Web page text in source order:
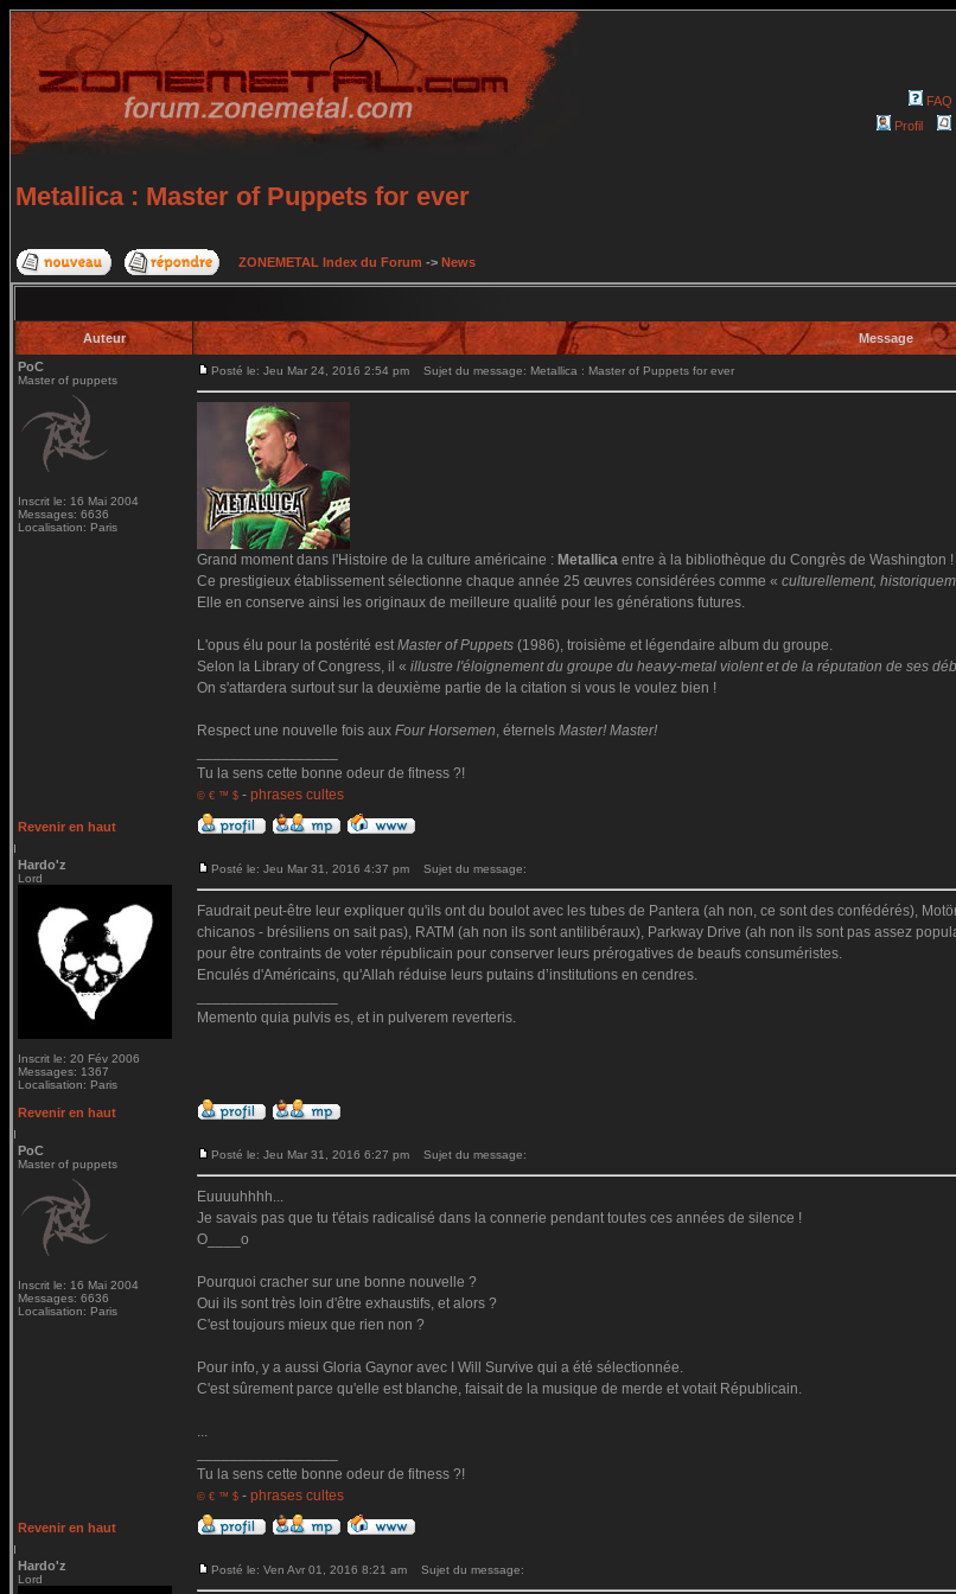
FAQ
Profil
Metallica : Master of Puppets for ever
ZONEMETAL Index du Forum -> News
Auteur
Message
PoC
Master of puppets
Inscrit le: 16 Mai 2004
Messages: 6636
Localisation: Paris
Posté le: Jeu Mar 24, 2016 2:54 pm Sujet du message: Metallica : Master of Puppets for ever
Grand moment dans l'Histoire de la culture américaine : Metallica entre à la bibliothèque du Congrès de Washington !
Ce prestigieux établissement sélectionne chaque année 25 œuvres considérées comme « culturellement,
Elle en conserve ainsi les originaux de meilleure qualité pour les générations futures.
L'opus élu pour la postérité est Master of Puppets (1986), troisième et légendaire album du groupe.
Selon la Library of Congress, il « illustre l'éloignement du groupe du heavy-metal violent et de la réputation de ses
On s'attardera surtout sur la deuxième partie de la citation si vous le voulez bien !
Respect une nouvelle fois aux Four Horsemen, éternels Master! Master!
Tu la sens cette bonne odeur de fitness ?!
© € ™ $ - phrases cultes
Revenir en haut
Hardo'z
Lord
Inscrit le: 20 Fév 2006
Messages: 1367
Localisation: Paris
Posté le: Jeu Mar 31, 2016 4:37 pm Sujet du message:
Faudrait peut-être leur expliquer qu'ils ont du boulot avec les tubes de Pantera (ah non, ce sont des confédérés),
chicanos - brésiliens on sait pas), RATM (ah non ils sont antilibéraux), Parkway Drive (ah non ils sont pas assez
pour être contraints de voter républicain pour conserver leurs prérogatives de beaufs consuméristes.
Enculés d'Américains, qu'Allah réduise leurs putains d’institutions en cendres.
Memento quia pulvis es, et in pulverem reverteris.
Revenir en haut
PoC
Master of puppets
Inscrit le: 16 Mai 2004
Messages: 6636
Localisation: Paris
Posté le: Jeu Mar 31, 2016 6:27 pm Sujet du message:
Euuuuhhhh...
Je savais pas que tu t'étais radicalisé dans la connerie pendant toutes ces années de silence !
O____o
Pourquoi cracher sur une bonne nouvelle ?
Oui ils sont très loin d'être exhaustifs, et alors ?
C'est toujours mieux que rien non ?
Pour info, y a aussi Gloria Gaynor avec I Will Survive qui a été sélectionnée.
C'est sûrement parce qu'elle est blanche, faisait de la musique de merde et votait Républicain.
...
Tu la sens cette bonne odeur de fitness ?!
© € ™ $ - phrases cultes
Revenir en haut
Hardo'z
Lord
Posté le: Ven Avr 01, 2016 8:21 am Sujet du message: